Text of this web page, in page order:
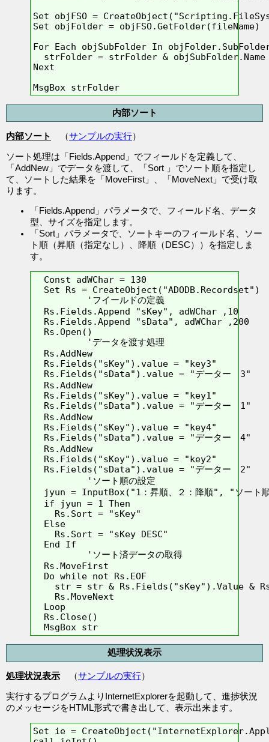
Set objFSO =
Set objFolder = objFSO.GetFolder(fileName)
For Each objSubFolder In
strFolder = strFolder & objSubFolder.Name
Next
MsgBox strFolder
内部ソート
内部ソート （サンプルの実行）
ソート処理は「Fields.Append」でフィールドを定義して、
「AddNew」でデータを渡して、「Sort 」でソート順を指定し
て、ソートした結果を「MoveFirst」、「MoveNext」で受け取
ります。
「Fields.Append」パラメータで、フィールド名、データ
型、サイズを指定します。
「Sort」パラメータで、ソートキーのフィールド名、ソー
ト順（昇順（指定なし）、降順（DESC））を指定しま
す。
  Const adWChar = 130
  Set Rs = CreateObject("ADODB.Recordset")
          'フイールドの定義
  Rs.Fields.Append "sKey", adWChar ,10
  Rs.Fields.Append "sData", adWChar ,200
  Rs.Open()
          'データを渡す処理
  Rs.AddNew
  Rs.Fields("sKey").value = "key3"
  Rs.Fields("sData").value = "データー　3"
  Rs.AddNew
  Rs.Fields("sKey").value = "key1"
  Rs.Fields("sData").value = "データー　1"
  Rs.AddNew
  Rs.Fields("sKey").value = "key4"
  Rs.Fields("sData").value = "データー　4"
  Rs.AddNew
  Rs.Fields("sKey").value = "key2"
  Rs.Fields("sData").value = "データー　2"
          'ソート順の設定
jyun = InputBox("1：昇順、２：降順", "ソート
  if jyun = 1 Then
    Rs.Sort = "sKey"
  Else
    Rs.Sort = "sKey DESC"
  End If
          'ソート済データの取得
  Rs.MoveFirst
  Do while not Rs.EOF
str = str & Rs.Fields("sKey").Value &
    Rs.MoveNext
  Loop
  Rs.Close()
  MsgBox str
処理状況表示
処理状況表示 （サンプルの実行）
実行するプログラムよりInternetExplorerを起動して、進捗状況
のメッセージをHTML形式で書き出して、表示出来ます。
Set ie =